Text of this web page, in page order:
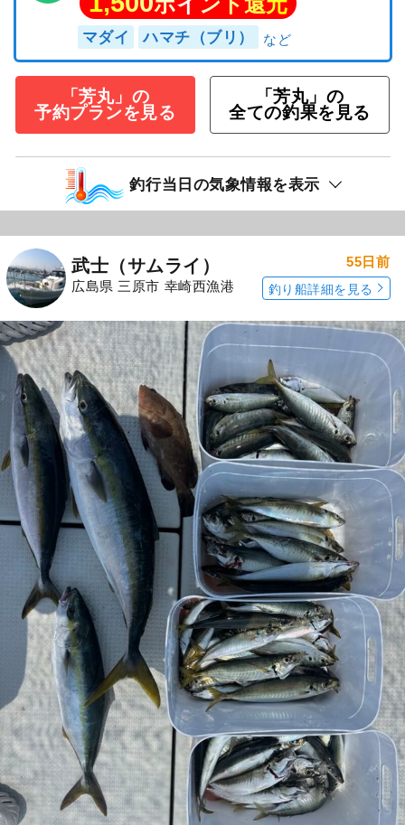
マダイ ハマチ（ブリ）
「芳丸」の
予約プランを見る
「芳丸」の
全ての釣果を見る
釣行当日の気象情報を表示
武士（サムライ）
広島県 三原市 幸崎西漁港
55日前
釣り船詳細を見る